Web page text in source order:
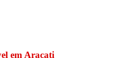
em Aracati